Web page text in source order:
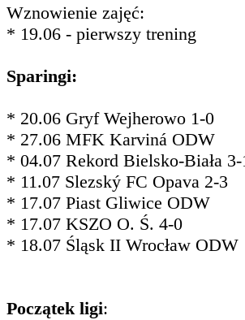
Wznowienie zajęć:
* 19.06 - pierwszy trening
Sparingi:
* 20.06 Gryf Wejherowo 1-0
* 27.06 MFK Karviná ODW
* 04.07 Rekord Bielsko-Biała 3-
* 11.07 Slezský FC Opava 2-3
* 17.07 Piast Gliwice ODW
* 17.07 KSZO O. Ś. 4-0
* 18.07 Śląsk II Wrocław ODW
Początek ligi: